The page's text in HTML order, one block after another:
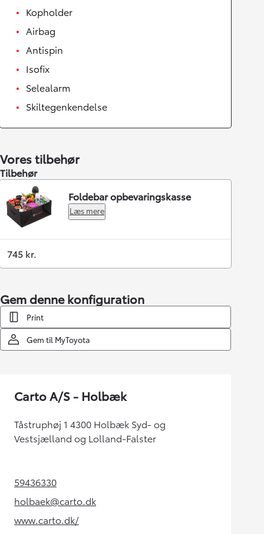
Kopholder
Airbag
Antispin
Isofix
Selealarm
Skiltegenkendelse
Vores tilbehør
Tilbehør
Foldebar opbevaringskasse
Læs mere
745 kr.
Gem denne konfiguration
Print
Gem til MyToyota
Carto A/S - Holbæk
Tåstruphøj 1 4300 Holbæk Syd- og
Vestsjælland og Lolland-Falster
59436330(Opens in new tab)
holbaek@carto.dk
(Opens in new tab)
www.carto.dk/(Opens in new tab)